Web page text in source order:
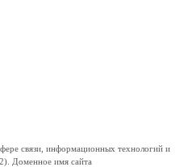
связи, информационных технологий и
Доменное имя сайта